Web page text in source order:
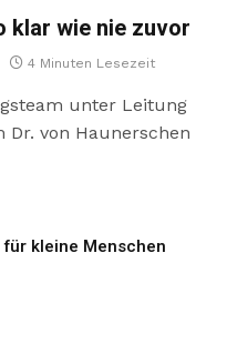
klar wie nie zuvor
4 Minuten Lesezeit
unter Leitung
Dr. von Haunerschen
für kleine Menschen